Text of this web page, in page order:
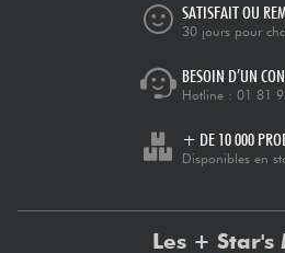
SATISFAIT OU
30 jours pour
BESOIN D’UN
Hotline : 01 81
+ DE 10 000
Disponibles en
Les + Star's